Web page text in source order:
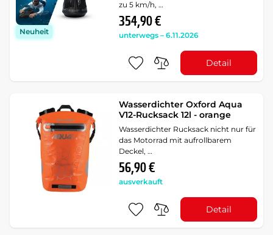
Neuheit
zu 5 km/h, …
354,90 €
unterwegs – 6.11.2026
Detail
Wasserdichter Oxford Aqua
V12-Rucksack 12l - orange
Wasserdichter Rucksack nicht nur für
das Motorrad mit aufrollbarem
Deckel, …
56,90 €
ausverkauft
Detail